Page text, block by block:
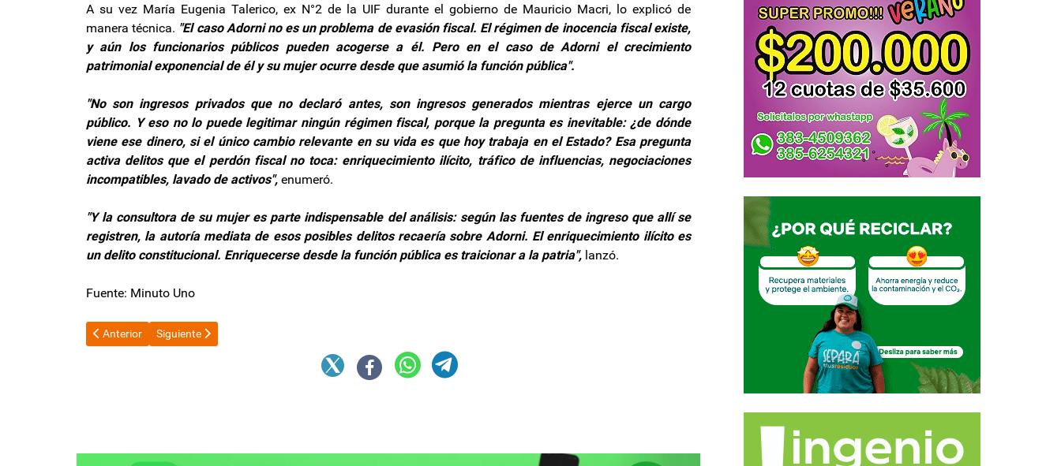
A su vez María Eugenia Talerico, ex N°2 de la UIF durante el gobierno de Mauricio Macri, lo explicó de
manera técnica. "El caso Adorni no es un problema de evasión fiscal. El régimen de inocencia fiscal existe,
y aún los funcionarios públicos pueden acogerse a él. Pero en el caso de Adorni el crecimiento
patrimonial exponencial de él y su mujer ocurre desde que asumió la función pública".
"No son ingresos privados que no declaró antes, son ingresos generados mientras ejerce un cargo
público. Y eso no lo puede legitimar ningún régimen fiscal, porque la pregunta es inevitable: ¿de dónde
viene ese dinero, si el único cambio relevante en su vida es que hoy trabaja en el Estado? Esa pregunta
activa delitos que el perdón fiscal no toca: enriquecimiento ilícito, tráfico de influencias, negociaciones
incompatibles, lavado de activos", enumeró.
"Y la consultora de su mujer es parte indispensable del análisis: según las fuentes de ingreso que allí se
registren, la autoría mediata de esos posibles delitos recaería sobre Adorni. El enriquecimiento ilícito es
un delito constitucional. Enriquecerse desde la función pública es traicionar a la patria", lanzó.
Fuente: Minuto Uno
Artículo anterior: El Gobernador participó de la Convención Anual de CAMARCO y destacó las obras estratégicas en Catamarca
Anterior Artículo siguiente: El Gobierno derogó 58 normas de comercio interior incluyendo Ahora 12, Cuota Simple y Precios Cuidados
Siguiente